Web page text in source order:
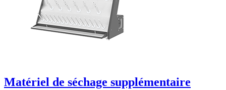
Matériel de séchage supplémentaire